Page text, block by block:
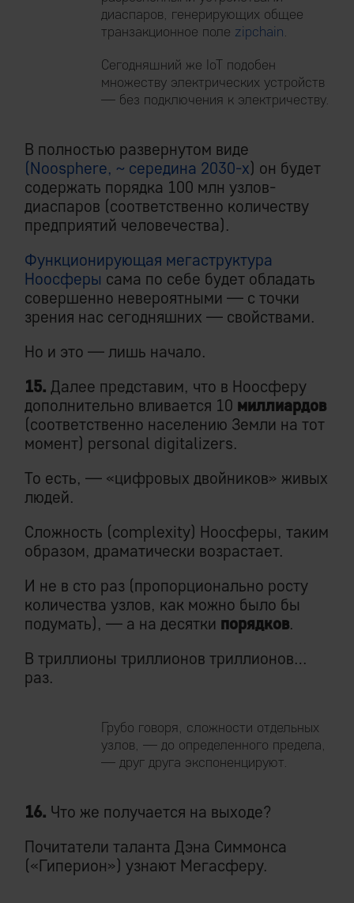
диаспаров, генерирующих общее
транзакционное поле zipchain.
Сегодняшний же IoT подобен
множеству электрических устройств
— без подключения к электричеству.
В полностью развернутом виде
(Noosphere, ~ середина 2030-х) он будет
содержать порядка 100 млн узлов-
диаспаров (соответственно количеству
предприятий человечества).
Функционирующая мегаструктура
Ноосферы сама по себе будет обладать
совершенно невероятными — с точки
зрения нас сегодняшних — свойствами.
Но и это — лишь начало.
15. Далее представим, что в Ноосферу
дополнительно вливается 10 миллиардов
(соответственно населению Земли на тот
момент) personal digitalizers.
То есть, — «цифровых двойников» живых
людей.
Сложность (complexity) Ноосферы, таким
образом, драматически возрастает.
И не в сто раз (пропорционально росту
количества узлов, как можно было бы
подумать), — а на десятки порядков.
В триллионы триллионов триллионов…
раз.
Грубо говоря, сложности отдельных
узлов, — до определенного предела,
— друг друга экспоненцируют.
16. Что же получается на выходе?
Почитатели таланта Дэна Симмонса
(«Гиперион») узнают Мегасферу.